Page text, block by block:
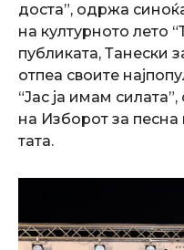
доста”, одржа
на културното лето
публиката, Танески
отпеа своите
“Јас ја имам
на Изборот за песна
тата.